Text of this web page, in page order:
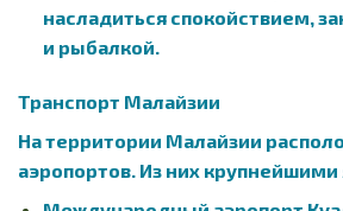
насладиться спокойствием,
и рыбалкой.
Транспорт Малайзии
На территории Малайзии
аэропортов. Из них крупнейшими